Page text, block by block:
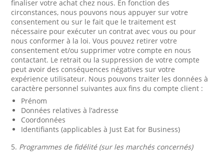
finaliser votre achat chez nous. En fonction des
circonstances, nous pouvons nous appuyer sur votre
consentement ou sur le fait que le traitement est
nécessaire pour exécuter un contrat avec vous ou pour
nous conformer à la loi. Vous pouvez retirer votre
consentement et/ou supprimer votre compte en nous
contactant. Le retrait ou la suppression de votre compte
peut avoir des conséquences négatives sur votre
expérience utilisateur. Nous pouvons traiter les données à
caractère personnel suivantes aux fins du compte client :
Prénom
Données relatives à l’adresse
Coordonnées
Identifiants (applicables à Just Eat for Business)
5. Programmes de fidélité (sur les marchés concernés)